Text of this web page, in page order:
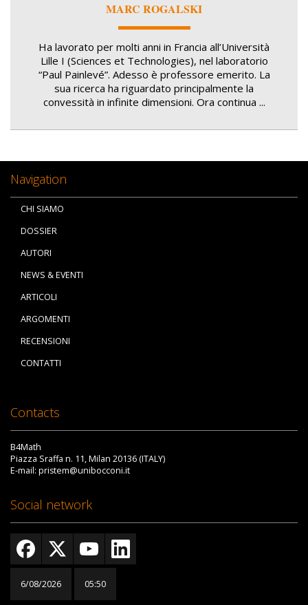
MARC ROGALSKI
Ha lavorato per molti anni in Francia all’Università
Lille I (Sciences et Technologies), nel laboratorio
“Paul Painlevé”. Adesso è professore emerito. La
sua ricerca ha riguardato principalmente la
convessità in infinite dimensioni. Ora continua ...
Navigation
CHI SIAMO
DOSSIER
AUTORI
NEWS & EVENTI
ARTICOLI
ARGOMENTI
RECENSIONI
CONTATTI
Contacts
B4Math
Piazza Sraffa n. 11, Milan 20136 (ITALY)
E-mail: pristem@unibocconi.it
Social network
6/08/2026 05:50